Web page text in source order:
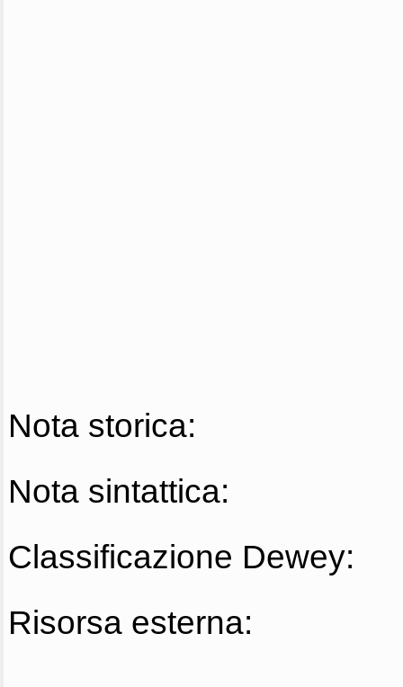
Nota storica:
Nota sintattica:
Classificazione Dewey:
Risorsa esterna: